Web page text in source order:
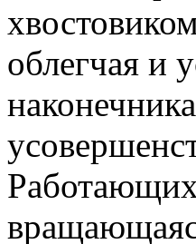
облегчая и